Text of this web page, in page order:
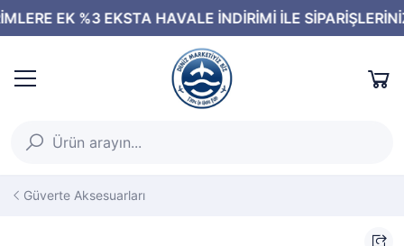
Güverte Aksesuarları